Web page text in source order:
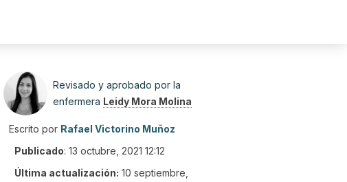
Revisado y aprobado por la
enfermera Leidy Mora Molina
Escrito por Rafael Victorino Muñoz
Publicado: 13 octubre, 2021 12:12
Última actualización: 10 septiembre,